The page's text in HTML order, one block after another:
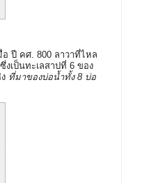
อ ปี คศ. 800 ลาวาที่ไหล
ซึ่งเป็นทะเลสาปที่ 6 ของ
ที่มาของบ่อน้ำทั้ง 8 บ่อ